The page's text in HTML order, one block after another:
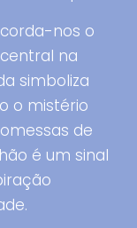
nos o
na
simboliza
o mistério
de
é um sinal